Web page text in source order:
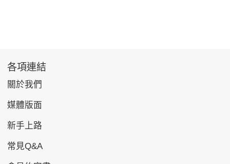
各項連結
關於我們
媒體版面
新手上路
常見Q&A